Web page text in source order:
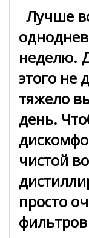
Лучше
неделю.
этого не
тяжело
день.
чистой
просто